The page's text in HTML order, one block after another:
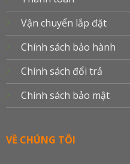
Vận chuyển lắp đặt
Chính sách bảo hành
Chính sách đổi trả
Chính sách bảo mật
VỀ CHÚNG TÔI